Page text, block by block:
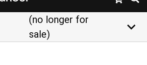
(no longer for
sale)
keyboard_arrow_down